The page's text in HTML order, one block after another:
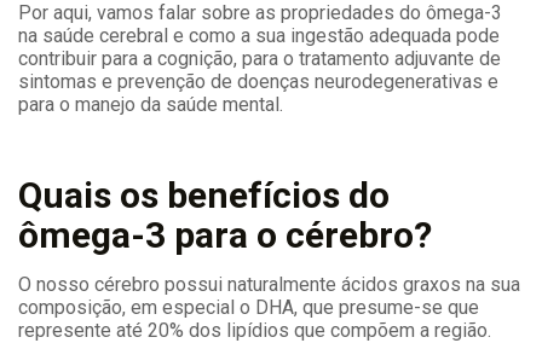
Por aqui, vamos falar sobre as propriedades do ômega-3
na saúde cerebral e como a sua ingestão adequada pode
contribuir para a cognição, para o tratamento adjuvante de
sintomas e prevenção de doenças neurodegenerativas e
para o manejo da saúde mental.
Quais os benefícios do
ômega-3 para o cérebro?
O nosso cérebro possui naturalmente ácidos graxos na sua
composição, em especial o DHA, que presume-se que
represente até 20% dos lipídios que compõem a região.